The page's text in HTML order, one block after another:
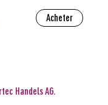
Acheter
Acheter
Handels AG.